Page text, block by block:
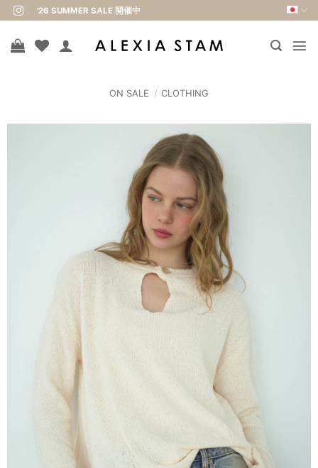
Skip
to
content
'26 SUMMER SALE 開催中
ON SALE / CLOTHING